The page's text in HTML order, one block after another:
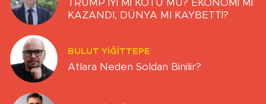
TRUMP İYİ Mİ KÖTÜ MÜ? EKONOMİ Mİ
KAZANDI, DÜNYA MI KAYBETTİ?
BULUT YİĞİTTEPE
Atlara Neden Soldan Binilir?